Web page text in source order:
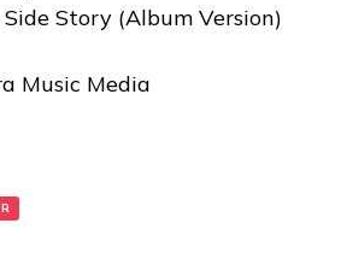
Side Story (Album Version)
Music Media